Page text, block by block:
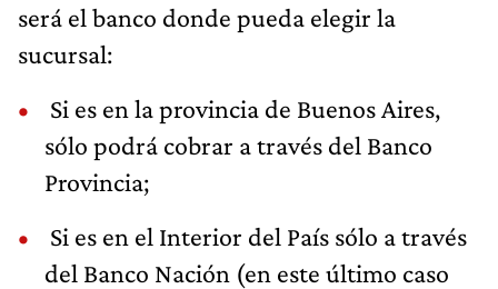
será el banco donde pueda elegir la
sucursal:
Si es en la provincia de Buenos Aires,
sólo podrá cobrar a través del Banco
Provincia;
Si es en el Interior del País sólo a través
del Banco Nación (en este último caso